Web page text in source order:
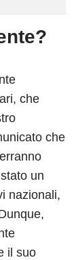
che
che
un
nazionali,
il suo